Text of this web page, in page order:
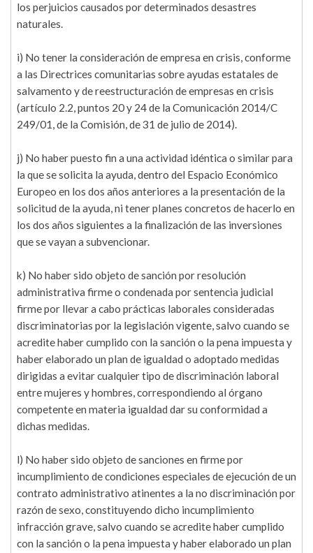
los perjuicios causados por determinados desastres
naturales.
i) No tener la consideración de empresa en crisis, conforme
a las Directrices comunitarias sobre ayudas estatales de
salvamento y de reestructuración de empresas en crisis
(artículo 2.2, puntos 20 y 24 de la Comunicación 2014/C
249/01, de la Comisión, de 31 de julio de 2014).
j) No haber puesto fin a una actividad idéntica o similar para
la que se solicita la ayuda, dentro del Espacio Económico
Europeo en los dos años anteriores a la presentación de la
solicitud de la ayuda, ni tener planes concretos de hacerlo en
los dos años siguientes a la finalización de las inversiones
que se vayan a subvencionar.
k) No haber sido objeto de sanción por resolución
administrativa firme o condenada por sentencia judicial
firme por llevar a cabo prácticas laborales consideradas
discriminatorias por la legislación vigente, salvo cuando se
acredite haber cumplido con la sanción o la pena impuesta y
haber elaborado un plan de igualdad o adoptado medidas
dirigidas a evitar cualquier tipo de discriminación laboral
entre mujeres y hombres, correspondiendo al órgano
competente en materia igualdad dar su conformidad a
dichas medidas.
l) No haber sido objeto de sanciones en firme por
incumplimiento de condiciones especiales de ejecución de un
contrato administrativo atinentes a la no discriminación por
razón de sexo, constituyendo dicho incumplimiento
infracción grave, salvo cuando se acredite haber cumplido
con la sanción o la pena impuesta y haber elaborado un plan